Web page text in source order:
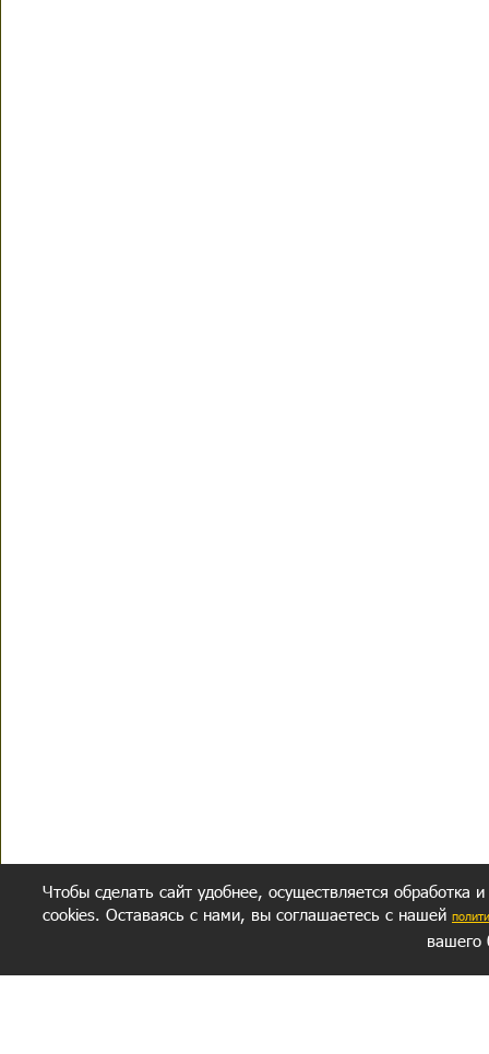
Чтобы сделать сайт удобнее, осуществляется обработка
cookies. Оставаясь с нами, вы соглашаетесь с нашей
вашего